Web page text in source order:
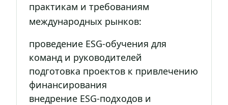
практикам и требованиям
международных рынков:
проведение ESG-обучения для
команд и руководителей
подготовка проектов к привлечению
финансирования
внедрение ESG-подходов и